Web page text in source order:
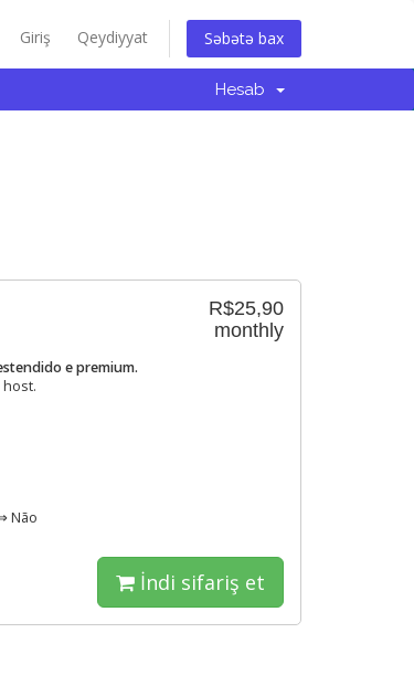
Giriş Qeydiyyat Səbətə bax
Hesab
R$25,90
monthly
e premium.
Não
İndi sifariş et